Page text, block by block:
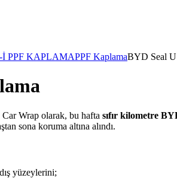
PPF KAPLAMAPPF KaplamaBYD Seal
Wrap olarak, bu hafta sıfır kilometre
sona koruma altına alındı.
yüzeylerini;